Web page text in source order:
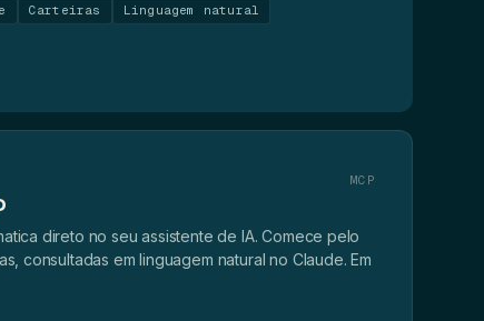
Carteiras
Linguagem natural
MCP
direto no seu assistente de IA. Comece pelo
consultadas em linguagem natural no Claude. Em